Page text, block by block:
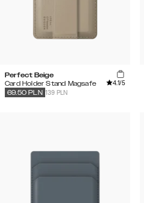
Perfect Beige
Card Holder Stand Magsafe
4.1/5
139 PLN
69.50 PLN